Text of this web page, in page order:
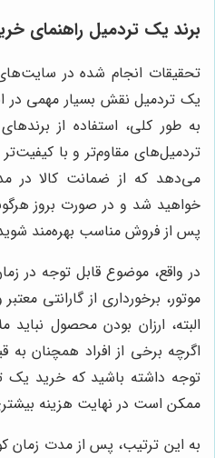
برند یک تردمیل راهنمای
تحقیقات انجام شده در
یک تردمیل نقش بسیار مهمی در
به طور کلی، استفاده از
تردمیل‌های مقاوم‌تر و با
می‌دهد که از ضمانت کالا در
خواهید شد و در صورت بروز
پس از فروش مناسب بهره‌مند
در واقع، موضوع قابل توجه در
موتور، برخورداری از گارانتی
البته، ارزان بودن محصول
اگرچه برخی از افراد همچنان
توجه داشته باشید که خرید یک
ممکن است در نهایت هزینه
به این ترتیب، پس از مدت زمان